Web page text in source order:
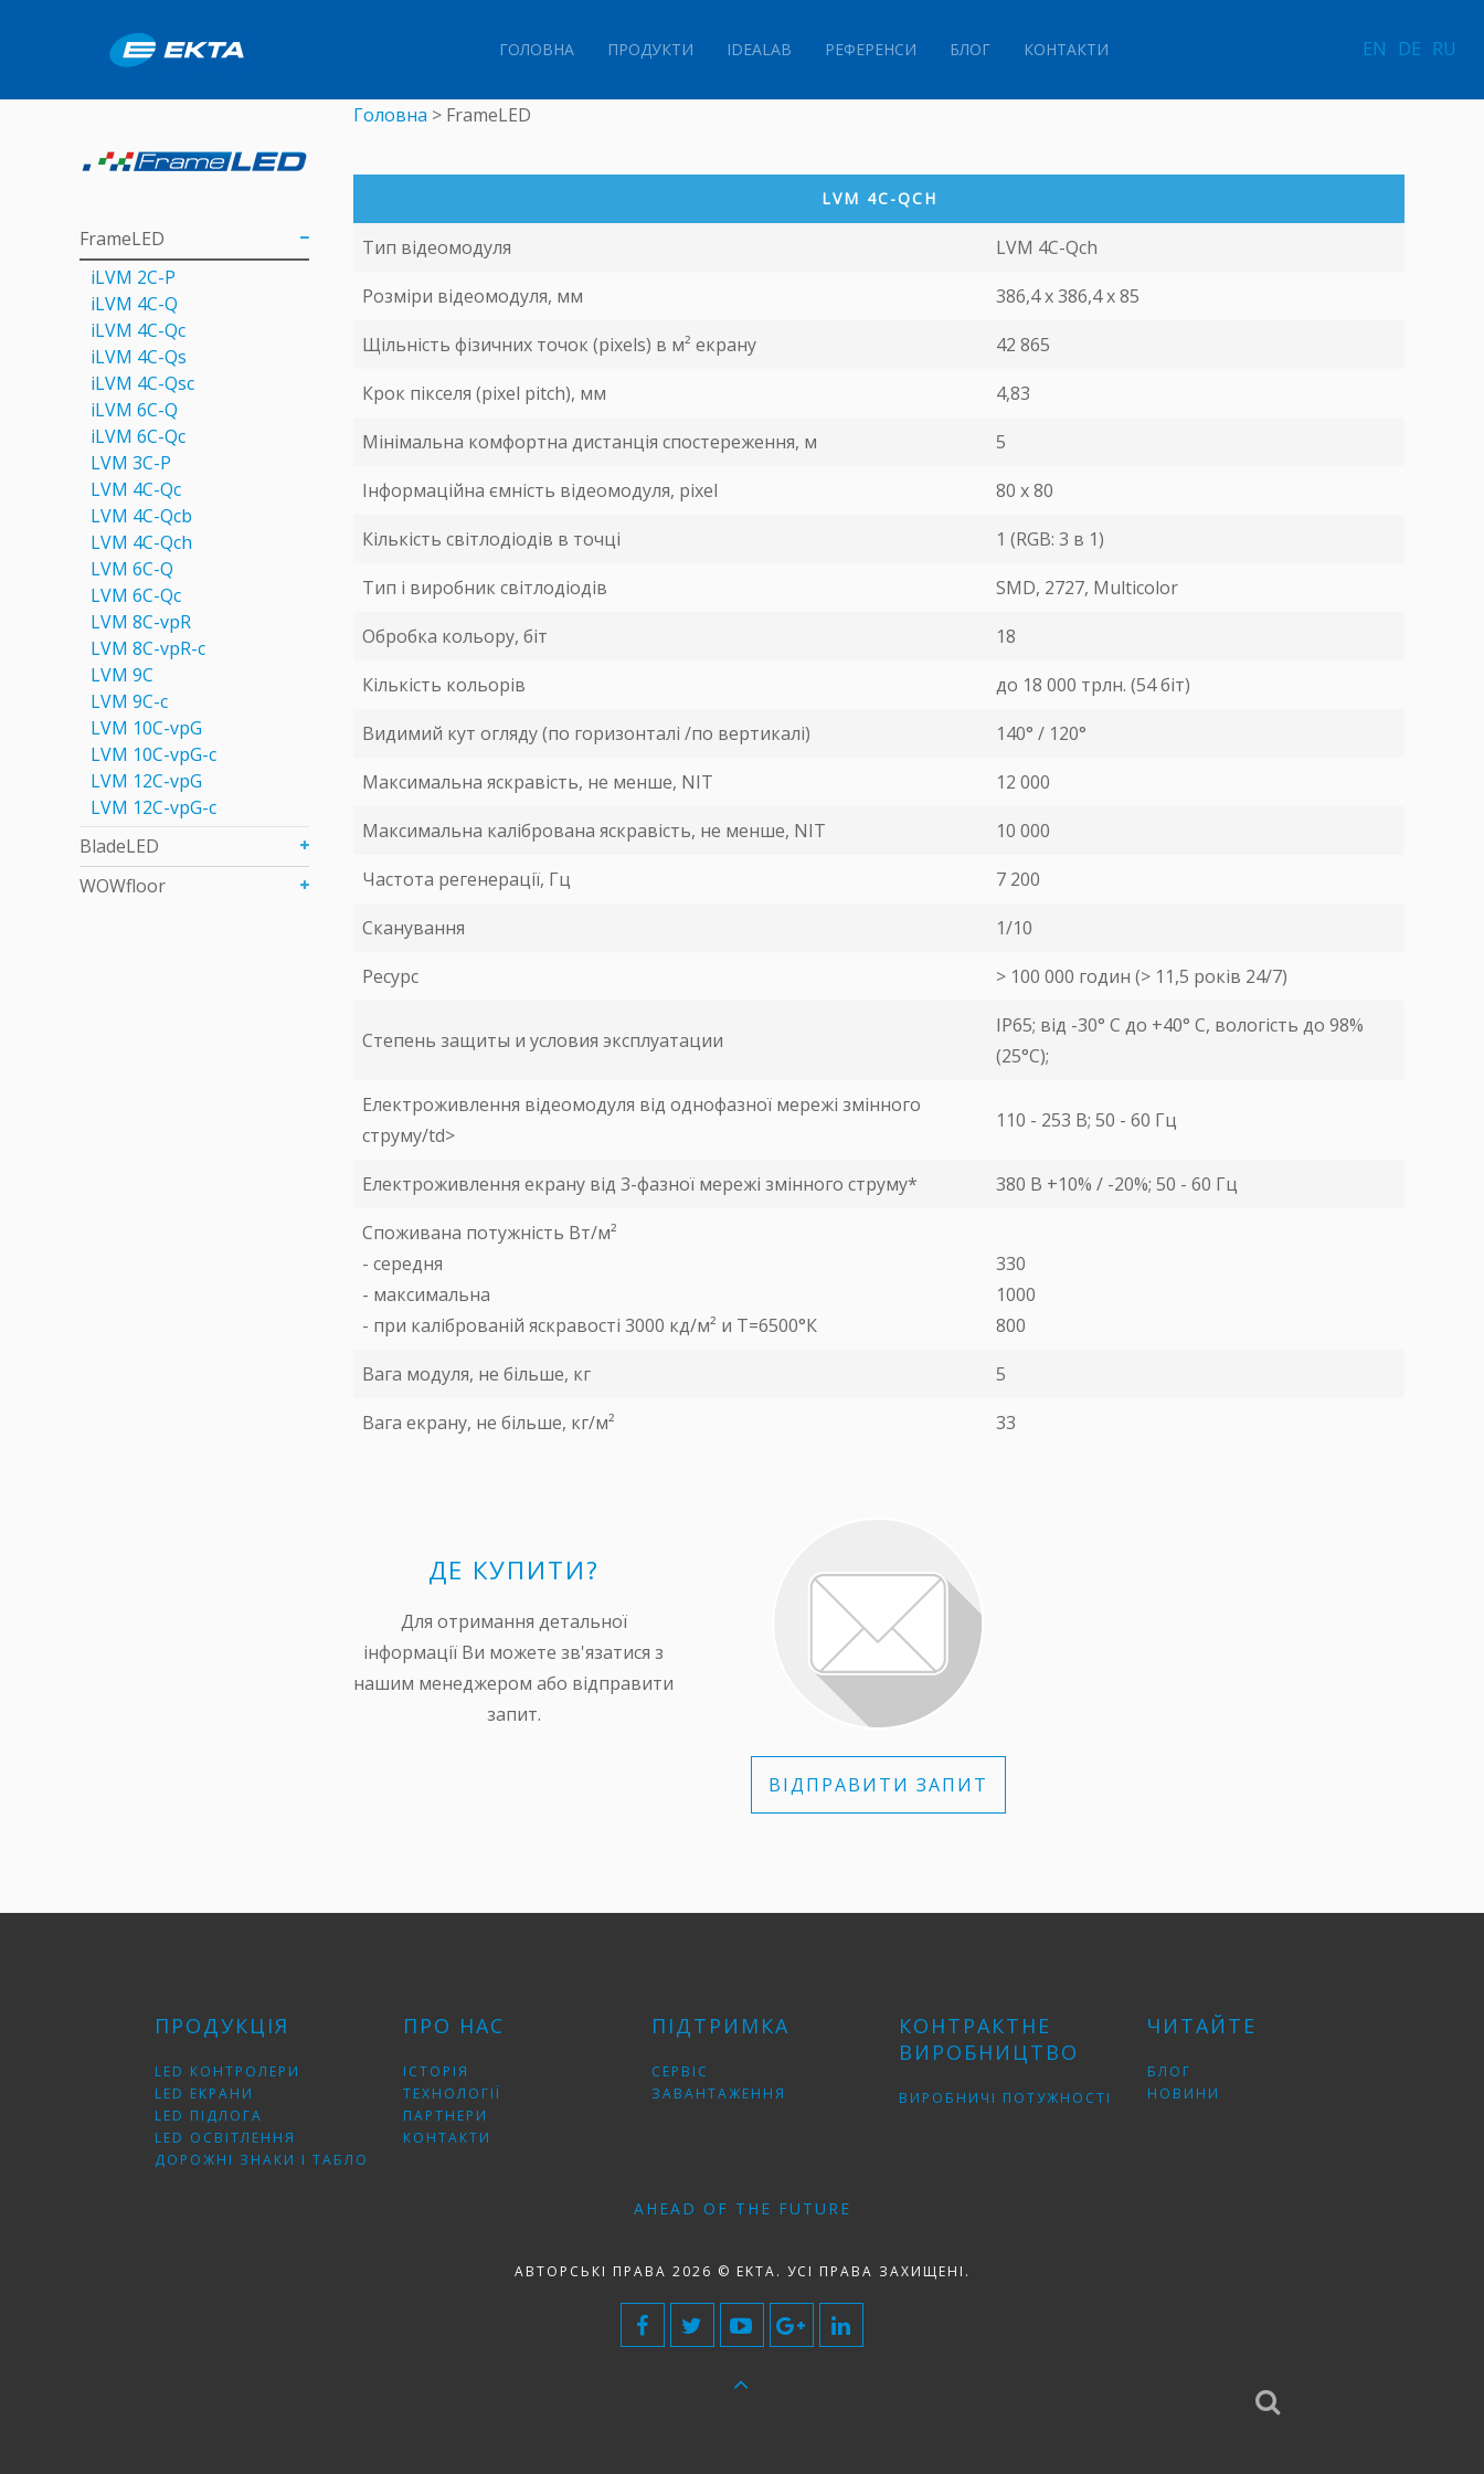
ГОЛОВНА ПРОДУКТИ IDEALAB РЕФЕРЕНСИ БЛОГ КОНТАКТИ EN DE RU
Головна > FrameLED
LVM 4С-QCH
Тип відеомодуля
LVM 4С-Qch
Розміри відеомодуля, мм
386,4 x 386,4 х 85
Щільність фізичних точок (pixels) в м² екрану
42 865
Крок пікселя (pixel pitch), мм
4,83
Мінімальна комфортна дистанція спостереження, м
5
Інформаційна ємність відеомодуля, pixel
80 х 80
Кількість світлодіодів в точці
1 (RGB: 3 в 1)
Тип і виробник світлодіодів
SMD, 2727, Multicolor
Обробка кольору, біт
18
Кількість кольорів
до 18 000 трлн. (54 біт)
Видимий кут огляду (по горизонталі /по вертикалі)
140° / 120°
Максимальна яскравість, не менше, NIT
12 000
Максимальна калібрована яскравість, не менше, NIT
10 000
Частота регенерації, Гц
7 200
Сканування
1/10
Ресурс
> 100 000 годин (> 11,5 років 24/7)
Степень защиты и условия эксплуатации
IP65; від -30° С до +40° С, вологість до 98%
(25°С);
Електроживлення відеомодуля від однофазної мережі змінного
струму/td>
110 - 253 В; 50 - 60 Гц
Електроживлення екрану від 3-фазної мережі змінного струму*
380 В +10% / -20%; 50 - 60 Гц
Споживана потужність Вт/м²
- середня
- максимальна
- при каліброваній яскравості 3000 кд/м² и Т=6500°К
330
1000
800
Вага модуля, не більше, кг
5
Вага екрану, не більше, кг/м²
33
ДЕ КУПИТИ?
Для отримання детальної
інформації Ви можете зв'язатися з
нашим менеджером або відправити
запит.
ВІДПРАВИТИ ЗАПИТ
FrameLED
iLVM 2C-P
iLVM 4C-Q
iLVM 4C-Qc
iLVM 4C-Qs
iLVM 4C-Qsc
iLVM 6C-Q
iLVM 6C-Qc
LVM 3C-P
LVM 4C-Qc
LVM 4C-Qcb
LVM 4C-Qch
LVM 6C-Q
LVM 6C-Qc
LVM 8C-vpR
LVM 8C-vpR-c
LVM 9C
LVM 9C-c
LVM 10C-vpG
LVM 10C-vpG-c
LVM 12C-vpG
LVM 12C-vpG-c
BladeLED
WOWfloor
ПРОДУКЦІЯ
LED КОНТРОЛЕРИ
LED ЕКРАНИ
LED ПІДЛОГА
LED ОСВІТЛЕННЯ
ДОРОЖНІ ЗНАКИ І ТАБЛО
ПРО НАС
ІСТОРІЯ
ТЕХНОЛОГІЇ
ПАРТНЕРИ
КОНТАКТИ
ПІДТРИМКА
СЕРВІС
ЗАВАНТАЖЕННЯ
КОНТРАКТНЕ
ВИРОБНИЦТВО
ВИРОБНИЧІ ПОТУЖНОСТІ
ЧИТАЙТЕ
БЛОГ
НОВИНИ
AHEAD OF THE FUTURE
АВТОРСЬКІ ПРАВА 2026 © EKTA. УСІ ПРАВА ЗАХИЩЕНІ.